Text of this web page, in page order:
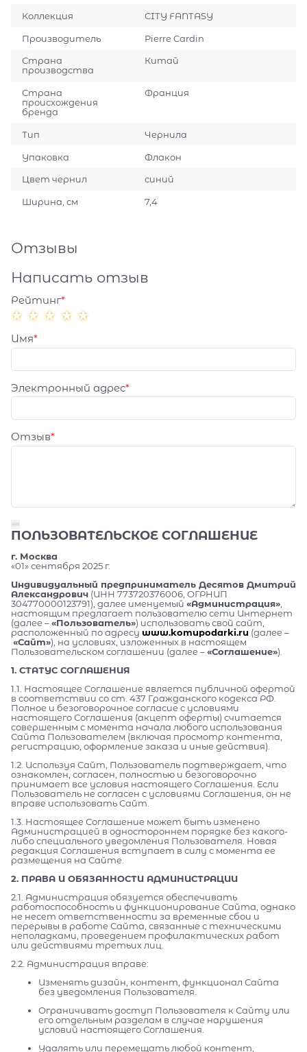
Коллекция CITY FANTASY
Производитель Pierre Cardin
Страна
производства
Китай
Страна
происхождения
бренда
Франция
Тип Чернила
Упаковка Флакон
Цвет чернил синий
Ширина, см 7,4
Отзывы
Написать отзыв
Рейтинг
Имя
Электронный адрес
Отзыв
ПОЛЬЗОВАТЕЛЬСКОЕ СОГЛАШЕНИЕ
г. Москва
«01» сентября 2025 г.
Индивидуальный предприниматель Десятов Дмитрий
Александрович (ИНН 773720376006, ОГРНИП
304770000123791), далее именуемый «Администрация»,
настоящим предлагает пользователю сети Интернет
(далее –«Пользователь») использовать свой сайт,
расположенный по адресу www.komupodarki.ru (далее –
«Сайт»), на условиях, изложенных в настоящем
Пользовательском соглашении (далее –«Соглашение»).
1. СТАТУС СОГЛАШЕНИЯ
1.1. Настоящее Соглашение является публичной офертой
в соответствии со ст. 437 Гражданского кодекса РФ.
Полное и безоговорочное согласие с условиями
настоящего Соглашения (акцепт оферты) считается
совершенным с момента начала любого использования
Сайта Пользователем (включая просмотр контента,
регистрацию, оформление заказа и иные действия).
1.2. Используя Сайт, Пользователь подтверждает, что
ознакомлен, согласен, полностью и безоговорочно
принимает все условия настоящего Соглашения. Если
Пользователь не согласен с условиями Соглашения, он не
вправе использовать Сайт.
1.3. Настоящее Соглашение может быть изменено
Администрацией в одностороннем порядке без какого-
либо специального уведомления Пользователя. Новая
редакция Соглашения вступает в силу с момента ее
размещения на Сайте.
2. ПРАВА И ОБЯЗАННОСТИ АДМИНИСТРАЦИИ
2.1. Администрация обязуется обеспечивать
работоспособность и функционирование Сайта, однако
не несет ответственности за временные сбои и
перерывы в работе Сайта, связанные с техническими
неполадками, проведением профилактических работ
или действиями третьих лиц.
2.2. Администрация вправе:
Изменять дизайн, контент, функционал Сайта
без уведомления Пользователя.
Ограничивать доступ Пользователя к Сайту или
его отдельным разделам в случае нарушения
условий настоящего Соглашения.
Удалять или перемещать любой контент,